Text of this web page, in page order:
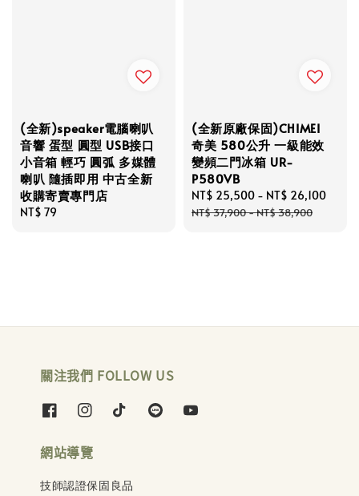
(全新)speaker電腦喇叭
音響 蛋型 圓型 USB接口
小音箱 輕巧 圓弧 多媒體
喇叭 隨插即用 中古全新
收購寄賣專門店
Regular
NT$ 79
(全新原廠保固)CHIMEI
奇美 580公升 一級能效
變頻二門冰箱 UR-
P580VB
Sale
price
NT$ 25,500 - NT$ 26,100
NT$ 37,900-NT$ 38,900
關注我們 FOLLOW US
網站導覽
技師認證保固良品